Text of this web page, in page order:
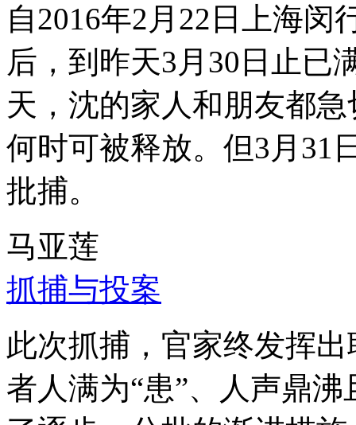
自2016年2月22日上海
后，到昨天3月30日止已
天，沈的家人和朋友都
何时可被释放。但3月31
批捕。
马亚莲
抓捕与投案
此次抓捕，官家终发挥
者人满为“患”、人声鼎